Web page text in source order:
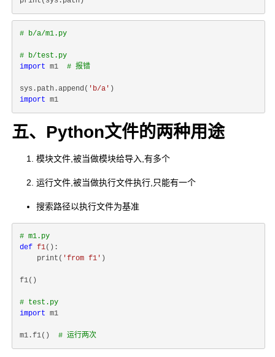
# b/a/m1.py
# b/test.py
import m1 # 报错
sys.path.append( 'b/a'
import
五、Python文件的两种用途
模块文件,被当做模块给导入,有多个
运行文件,被当做执行文件执行,只能有一个
搜索路径以执行文件为基准
# m1.py
def f1():
    print(
'from f1' )
f1()
# test.py
import m1
m1.f1() # 运行两次